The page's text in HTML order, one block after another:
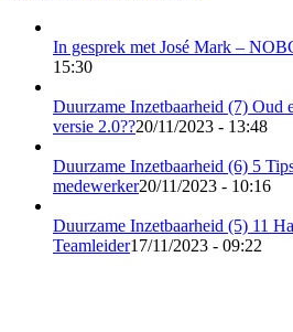
In gesprek met José Mark –
15:30
Duurzame Inzetbaarheid (7) Oud
versie 2.0??20/11/2023 - 13:48
Duurzame Inzetbaarheid (6) 5
medewerker20/11/2023 - 10:16
Duurzame Inzetbaarheid (5) 11
Teamleider17/11/2023 - 09:22